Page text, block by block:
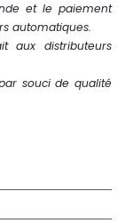
et le paiement
automatiques.
aux distributeurs
souci de qualité